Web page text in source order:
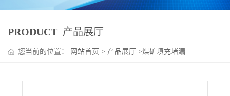
PRODUCT 产品展厅
您当前的位置： 网站首页 > 产品展厅 >煤矿填充堵漏